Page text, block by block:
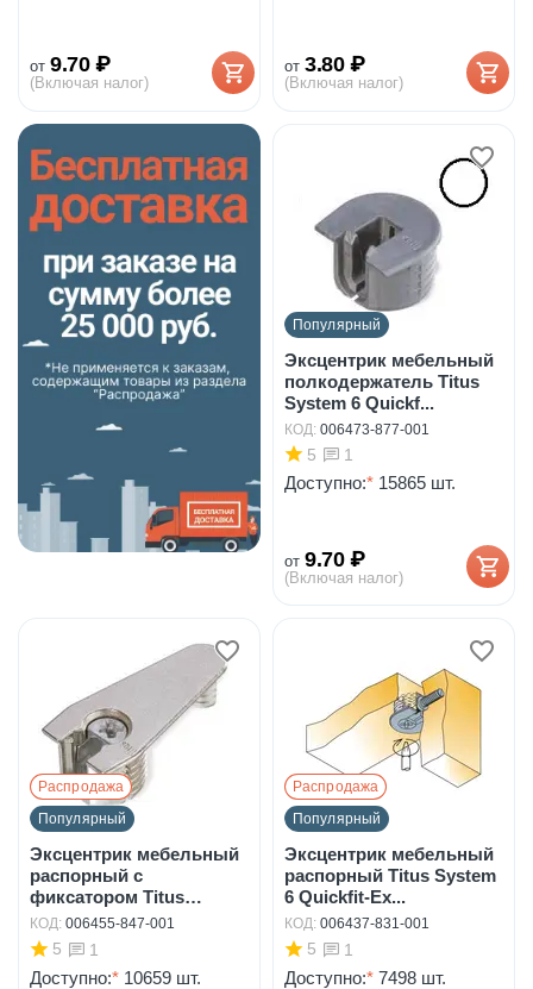
от 9.70 ₽
(Включая налог)
от 3.80 ₽
(Включая налог)
Популярный
Эксцентрик мебельный
полкодержатель Titus
System 6 Quickf...
КОД: 006473-877-001
5 1
Доступно:* 15865 шт.
от 9.70 ₽
(Включая налог)
Распродажа
Популярный
Эксцентрик мебельный
распорный с
фиксатором Titus
System ...
КОД: 006455-847-001
5 1
Доступно:* 10659 шт.
Распродажа
Популярный
Эксцентрик мебельный
распорный Titus System
6 Quickfit-Ex...
КОД: 006437-831-001
5 1
Доступно:* 7498 шт.